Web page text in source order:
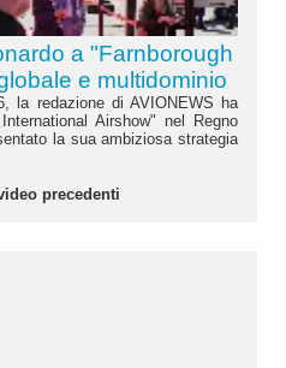
a "Farnborough
e multidominio
la redazione di AVIONEWS ha
Airshow" nel Regno
la sua ambiziosa strategia
precedenti